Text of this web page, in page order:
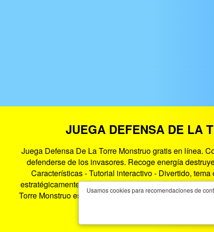
JUEGA DEFENSA DE LA
Juega Defensa De La Torre Monstruo gratis en línea.
defenderse de los invasores. Recoge energía
Características - Tutorial interactivo - Divertido,
estratégicamente para ganar cada nivel Monster
Torre Monstruo es un juego HTML5 que funciona en
Usamos cookies para recomendaciones de